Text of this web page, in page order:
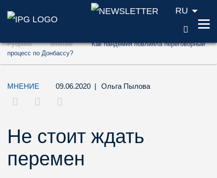
Перейти к содержанию (ключ доступа
Перейти к поиску (ключ доступа '2')
RU
Рубрики Мнение
Как пандемия повлияла переговорный
процесс по Донбассу?
МНЕНИЕ 09.06.2020 | Ольга Пылова
Не стоит ждать
перемен